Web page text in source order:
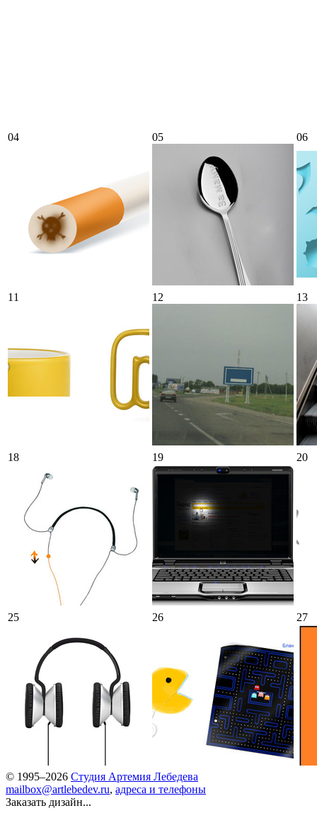
04 05 06
11 12 13
18 19 20
25 26 27
© 1995–2026 Студия Артемия Лебедева
mailbox@artlebedev.ru, адреса и телефоны
Заказать дизайн...